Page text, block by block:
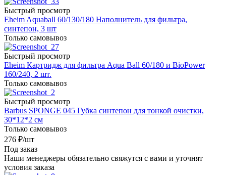
Быстрый просмотр
Eheim Aquaball 60/130/180 Наполнитель для фильтра,
синтепон, 3 шт
Только самовывоз
Быстрый просмотр
Eheim Картридж для фильтра Aqua Ball 60/180 и BioPower
160/240, 2 шт.
Только самовывоз
Быстрый просмотр
Barbus SPONGE 045 Губка синтепон для тонкой очистки,
30*12*2 см
Только самовывоз
276 ₽/шт
Под заказ
Наши менеджеры обязательно свяжутся с вами и уточнят
условия заказа